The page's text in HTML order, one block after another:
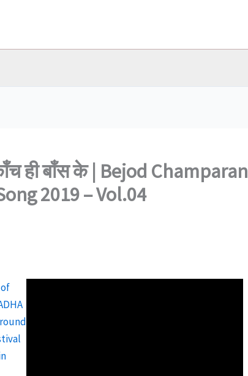
ही बाँस के | Bejod Champaran
2019 – Vol.04